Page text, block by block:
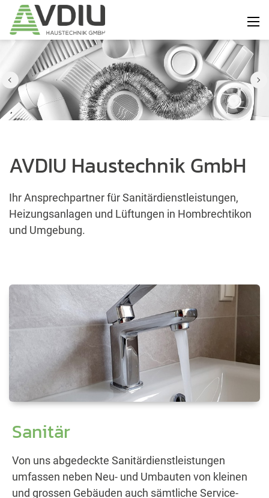
AVDIU Haustechnik GmbH
Ihr Ansprechpartner für Sanitärdienstleistungen,
Heizungsanlagen und Lüftungen in Hombrechtikon
und Umgebung.
Sanitär
Von uns abgedeckte Sanitärdienstleistungen
umfassen neben Neu- und Umbauten von kleinen
und grossen Gebäuden auch sämtliche Service-